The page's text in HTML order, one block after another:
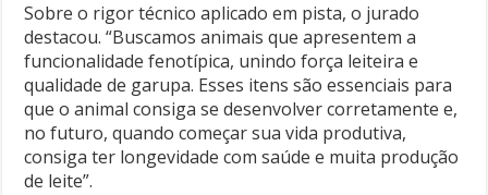
Sobre o rigor técnico aplicado em pista, o jurado
destacou. “Buscamos animais que apresentem a
funcionalidade fenotípica, unindo força leiteira e
qualidade de garupa. Esses itens são essenciais para
que o animal consiga se desenvolver corretamente e,
no futuro, quando começar sua vida produtiva,
consiga ter longevidade com saúde e muita produção
de leite”.